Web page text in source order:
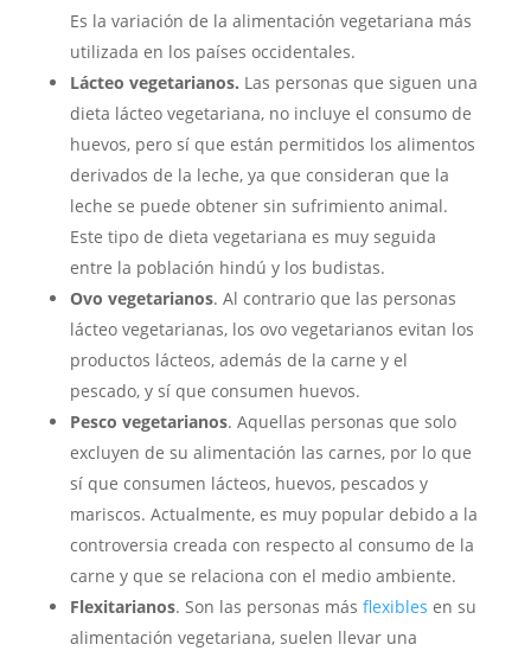
Es la variación de la alimentación vegetariana más
utilizada en los países occidentales.
Lácteo vegetarianos. Las personas que siguen una
dieta lácteo vegetariana, no incluye el consumo de
huevos, pero sí que están permitidos los alimentos
derivados de la leche, ya que consideran que la
leche se puede obtener sin sufrimiento animal.
Este tipo de dieta vegetariana es muy seguida
entre la población hindú y los budistas.
Ovo vegetarianos. Al contrario que las personas
lácteo vegetarianas, los ovo vegetarianos evitan los
productos lácteos, además de la carne y el
pescado, y sí que consumen huevos.
Pesco vegetarianos. Aquellas personas que solo
excluyen de su alimentación las carnes, por lo que
sí que consumen lácteos, huevos, pescados y
mariscos. Actualmente, es muy popular debido a la
controversia creada con respecto al consumo de la
carne y que se relaciona con el medio ambiente.
Flexitarianos. Son las personas más flexibles en su
alimentación vegetariana, suelen llevar una